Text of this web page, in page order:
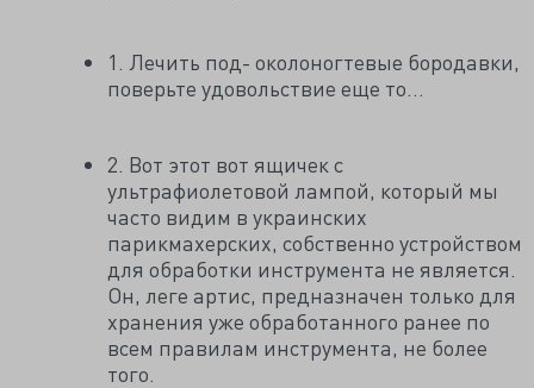
1. Лечить под- околоногтевые бородавки,
поверьте удовольствие еще то...
2. Вот этот вот ящичек с
ультрафиолетовой лампой, который мы
часто видим в украинских
парикмахерских, собственно устройством
для обработки инструмента не является.
Он, леге артис, предназначен только для
хранения уже обработанного ранее по
всем правилам инструмента, не более
того.